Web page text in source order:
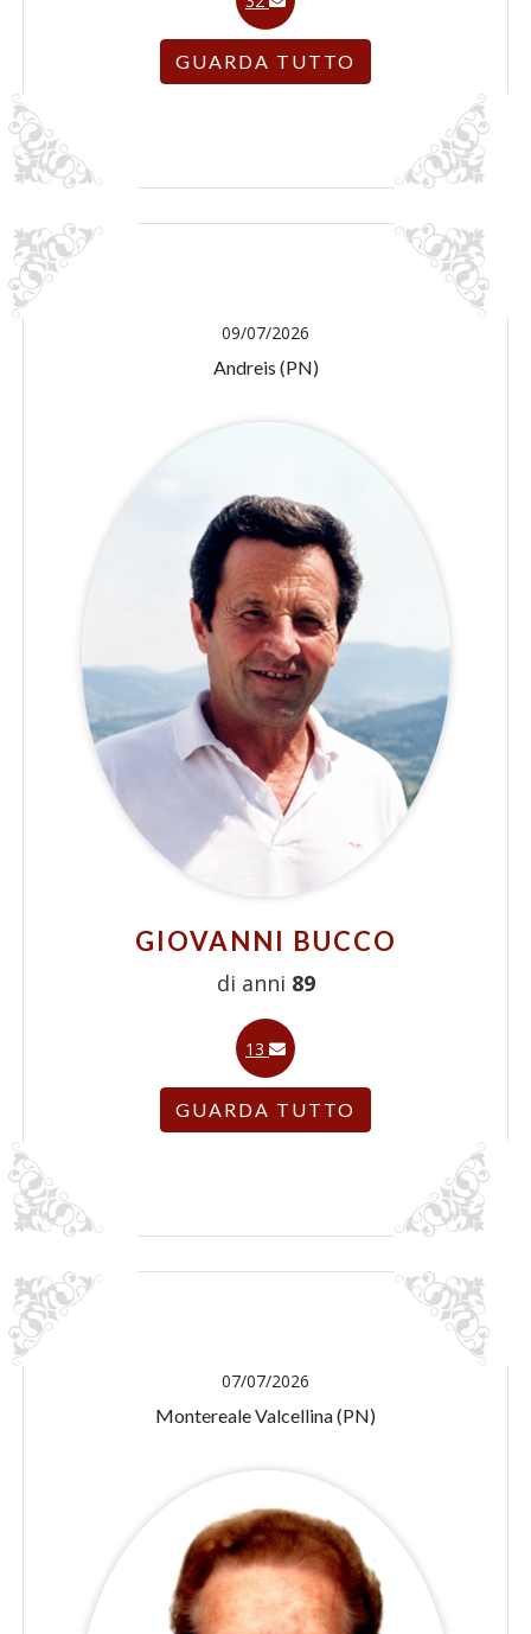
GUARDA TUTTO
09/07/2026
Andreis (PN)
GIOVANNI BUCCO
di anni 89
13
GUARDA TUTTO
07/07/2026
Montereale Valcellina (PN)